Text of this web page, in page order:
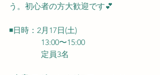
う。初心者の方大歓迎です💕
◾️日時：2月17日(土)
13:00〜15:00
定員3名